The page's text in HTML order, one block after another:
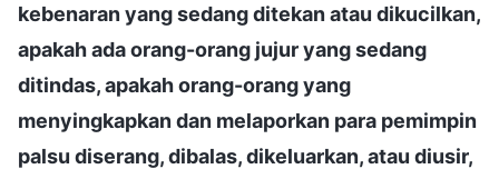
kebenaran yang sedang ditekan atau dikucilkan,
apakah ada orang-orang jujur yang sedang
ditindas, apakah orang-orang yang
menyingkapkan dan melaporkan para pemimpin
palsu diserang, dibalas, dikeluarkan, atau diusir,